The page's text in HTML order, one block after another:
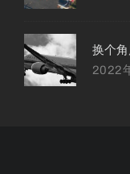
换个
2022